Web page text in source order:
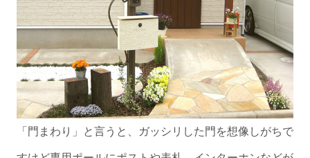
「門まわり」と言うと、ガッシリした門を想像しがちで